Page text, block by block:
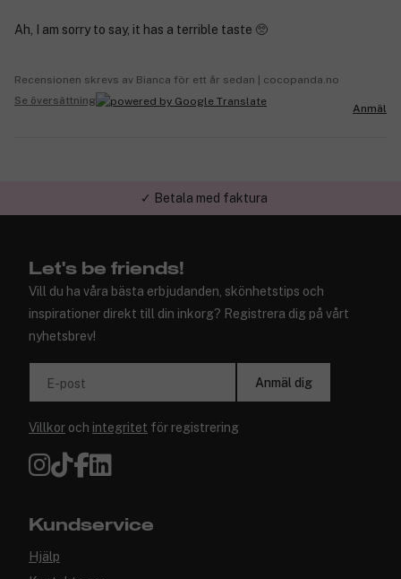
Ah, I am sorry to say, it has a terrible taste 🥺
Recensionen skrevs av Bianca för ett år sedan | cocopanda.no
Se översättning
Anmäl
✓ Trygg E-handel
Let's be friends!
Vill du ha våra bästa erbjudanden, skönhetstips och
inspirationer direkt till din inkorg? Registrera dig på vårt
nyhetsbrev!
E-post Anmäl dig
Villkor och integritet för registrering
Kundservice
Hjälp